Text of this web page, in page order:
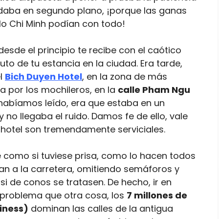
en segundo plano, ¡porque las ganas
Chi Minh podían con todo!
el principio te recibe con el caótico
de tu estancia en la ciudad. Era tarde,
Bich Duyen Hotel, en la zona de más
por los mochileros, en la calle Pham Ngu
leído, era que estaba en un
llegaba el ruido. Damos fe de ello, vale
son tremendamente serviciales.
si tuviese prisa, como lo hacen todos
a la carretera, omitiendo semáforos y
de conos se tratasen. De hecho, ir en
que otra cosa, los 7 millones de
dominan las calles de la antigua